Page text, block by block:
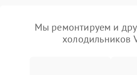
Мы ремонтируем и
холодильников